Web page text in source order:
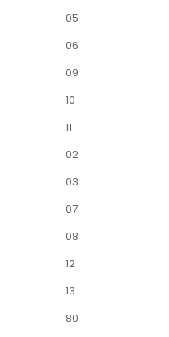
05
06
09
10
11
02
03
07
08
12
13
80